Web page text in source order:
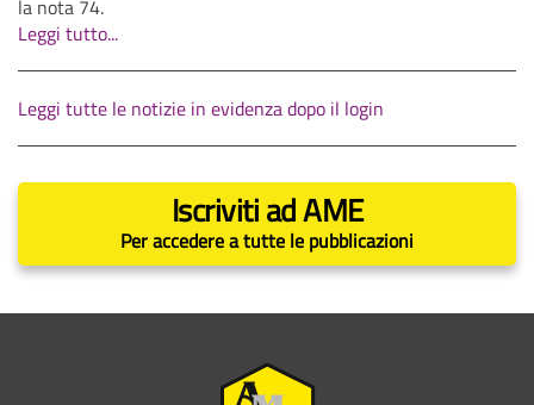
la nota 74.
Leggi tutto...
Leggi tutte le notizie in evidenza dopo il login
Iscriviti ad AME
Per accedere a tutte le pubblicazioni